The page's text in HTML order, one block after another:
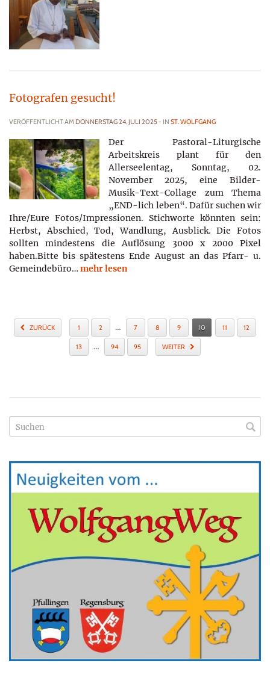
Fotografen gesucht!
VERÖFFENTLICHT AM DONNERSTAG 24. JULI 2025- IN ST. WOLFGANG
Der Pastoral-Liturgische
Arbeitskreis plant für den
Allerseelentag, Sonntag, 02.
November 2025, eine Bilder-
Musik-Text-Collage zum Thema
„END-lich leben“. Dafür suchen wir
Ihre/Eure Fotos/Impressionen. Stichworte könnten sein:
Herbst, Abschied, Tod, Wandlung, Ausblick. Die Fotos
sollten mindestens die Auflösung 3000 x 2000 Pixel
haben.Bitte bis spätestens Ende August an das Pfarr- u.
Gemeindebüro… mehr lesen
ZURÜCK 1 2 … 7 8 9 10 11 12
13 … 94 95 WEITER